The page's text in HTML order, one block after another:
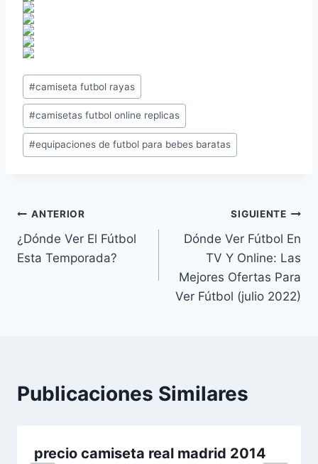
Etiquetas
de
la
entrada:
#camiseta futbol rayas
#camisetas futbol online replicas
#equipaciones de futbol para bebes baratas
Navegación
de
ANTERIOR
¿Dónde Ver El Fútbol
Esta Temporada?
SIGUIENTE
Dónde Ver Fútbol En
TV Y Online: Las
Mejores Ofertas Para
Ver Fútbol (julio 2022)
Publicaciones Similares
precio camiseta real madrid 2014